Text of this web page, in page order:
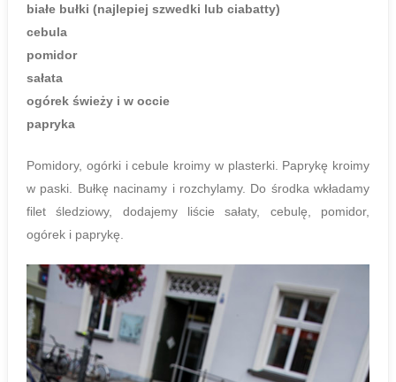
białe bułki (najlepiej szwedki lub ciabatty)
cebula
pomidor
sałata
ogórek świeży i w occie
papryka
Pomidory, ogórki i cebule kroimy w plasterki. Paprykę kroimy
w paski. Bułkę nacinamy i rozchylamy. Do środka wkładamy
filet śledziowy, dodajemy liście sałaty, cebulę, pomidor,
ogórek i paprykę.